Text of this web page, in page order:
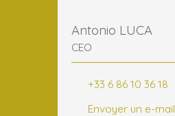
Antonio LUCA
CEO
+33 6 86 10 36 18
Envoyer un e-mail